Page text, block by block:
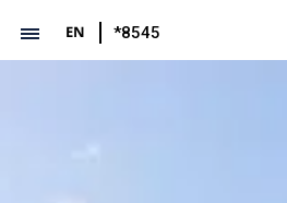
*8545
EN